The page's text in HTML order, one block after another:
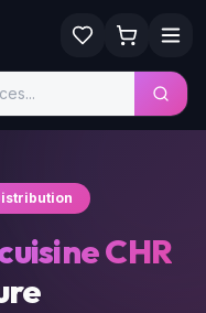
CHR